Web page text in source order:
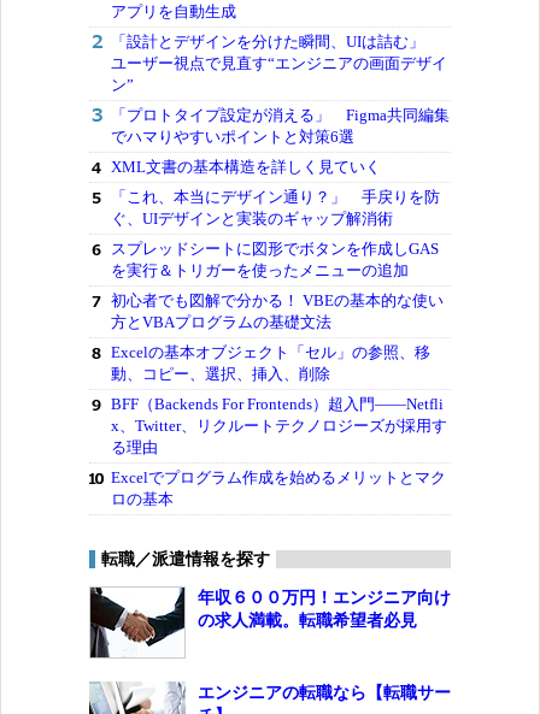
アプリを自動生成
「設計とデザインを分けた瞬間、UIは詰む」
ユーザー視点で見直す“エンジニアの画面デザイ
ン”
「プロトタイプ設定が消える」 Figma共同編集
でハマりやすいポイントと対策6選
XML文書の基本構造を詳しく見ていく
「これ、本当にデザイン通り？」 手戻りを防
ぐ、UIデザインと実装のギャップ解消術
スプレッドシートに図形でボタンを作成しGAS
を実行＆トリガーを使ったメニューの追加
初心者でも図解で分かる！ VBEの基本的な使い
方とVBAプログラムの基礎文法
Excelの基本オブジェクト「セル」の参照、移
動、コピー、選択、挿入、削除
BFF（Backends For Frontends）超入門――Netfli
x、Twitter、リクルートテクノロジーズが採用す
る理由
Excelでプログラム作成を始めるメリットとマク
ロの基本
転職／派遣情報を探す
年収６００万円！エンジニア向け
の求人満載。転職希望者必見
エンジニアの転職なら【転職サー